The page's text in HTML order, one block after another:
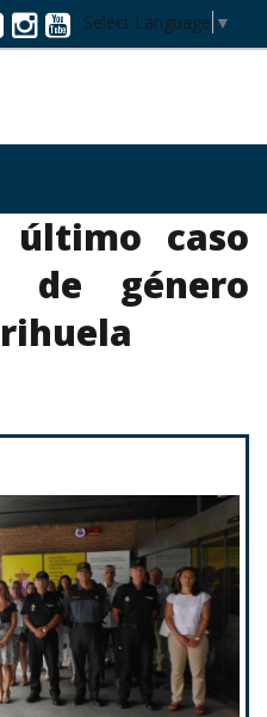
Select Language ▼
último caso
de género